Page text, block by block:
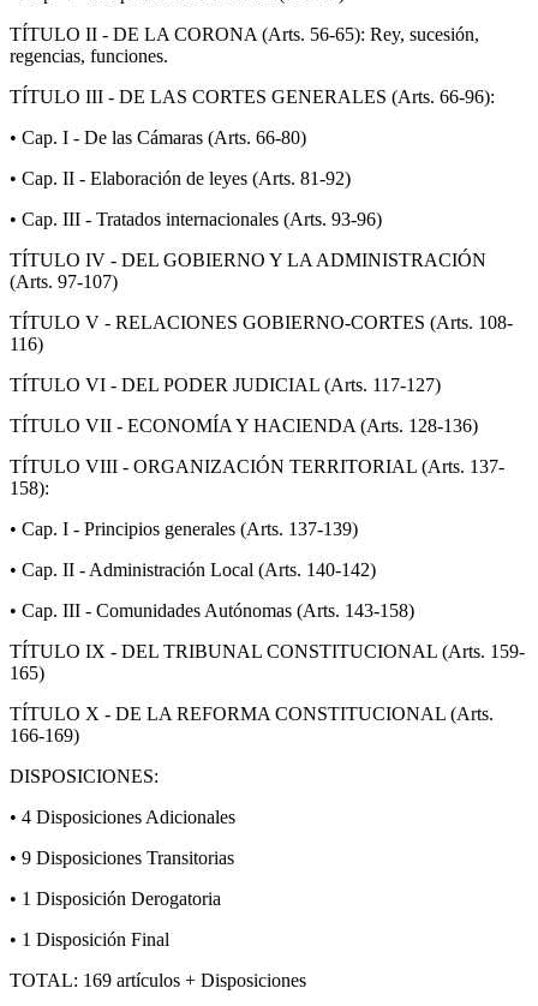
TÍTULO II - DE LA CORONA (Arts. 56-65): Rey, sucesión,
regencias, funciones.
TÍTULO III - DE LAS CORTES GENERALES (Arts. 66-96):
• Cap. I - De las Cámaras (Arts. 66-80)
• Cap. II - Elaboración de leyes (Arts. 81-92)
• Cap. III - Tratados internacionales (Arts. 93-96)
TÍTULO IV - DEL GOBIERNO Y LA ADMINISTRACIÓN
(Arts. 97-107)
TÍTULO V - RELACIONES GOBIERNO-CORTES (Arts. 108-
116)
TÍTULO VI - DEL PODER JUDICIAL (Arts. 117-127)
TÍTULO VII - ECONOMÍA Y HACIENDA (Arts. 128-136)
TÍTULO VIII - ORGANIZACIÓN TERRITORIAL (Arts. 137-
158):
• Cap. I - Principios generales (Arts. 137-139)
• Cap. II - Administración Local (Arts. 140-142)
• Cap. III - Comunidades Autónomas (Arts. 143-158)
TÍTULO IX - DEL TRIBUNAL CONSTITUCIONAL (Arts. 159-
165)
TÍTULO X - DE LA REFORMA CONSTITUCIONAL (Arts.
166-169)
DISPOSICIONES:
• 4 Disposiciones Adicionales
• 9 Disposiciones Transitorias
• 1 Disposición Derogatoria
• 1 Disposición Final
TOTAL: 169 artículos + Disposiciones